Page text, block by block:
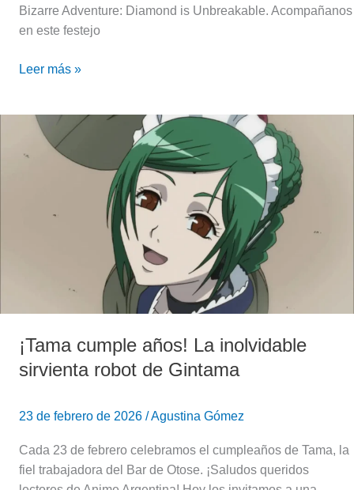
Bizarre Adventure: Diamond is Unbreakable. Acompañanos
en este festejo
Leer más »
¡Tama cumple años! La inolvidable
sirvienta robot de Gintama
23 de febrero de 2026 /Agustina Gómez
Cada 23 de febrero celebramos el cumpleaños de Tama, la
fiel trabajadora del Bar de Otose. ¡Saludos queridos
¡Tama
cumple